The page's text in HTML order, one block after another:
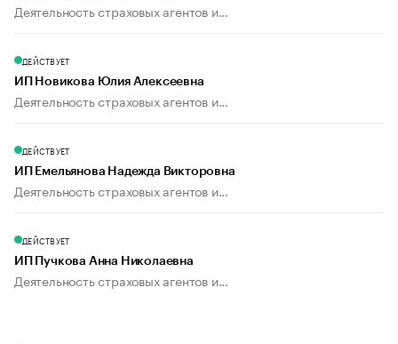
Деятельность страховых агентов и...
ДЕЙСТВУЕТ
ИП Новикова Юлия Алексеевна
Деятельность страховых агентов и...
ДЕЙСТВУЕТ
ИП Емельянова Надежда Викторовна
Деятельность страховых агентов и...
ДЕЙСТВУЕТ
ИП Пучкова Анна Николаевна
Деятельность страховых агентов и...